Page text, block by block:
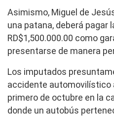
Asimismo, Miguel de
una patana, deberá pagar
RD$1,500.000.00 como
presentarse de manera
Los imputados
accidente automovilístico
primero de octubre en la
donde un autobús